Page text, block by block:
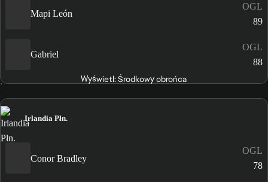
Mapi León
OGL
89
Gabriel
OGL
88
Wyświetl: Środkowy obrońca
Irlandia Płn.
Conor Bradley
OGL
78